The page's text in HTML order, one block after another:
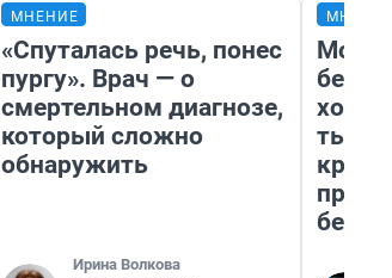
МНЕНИЕ
«Спуталась речь, понес
пургу». Врач — о
смертельном диагнозе,
который сложно
обнаружить
Ирина Волкова
Мой